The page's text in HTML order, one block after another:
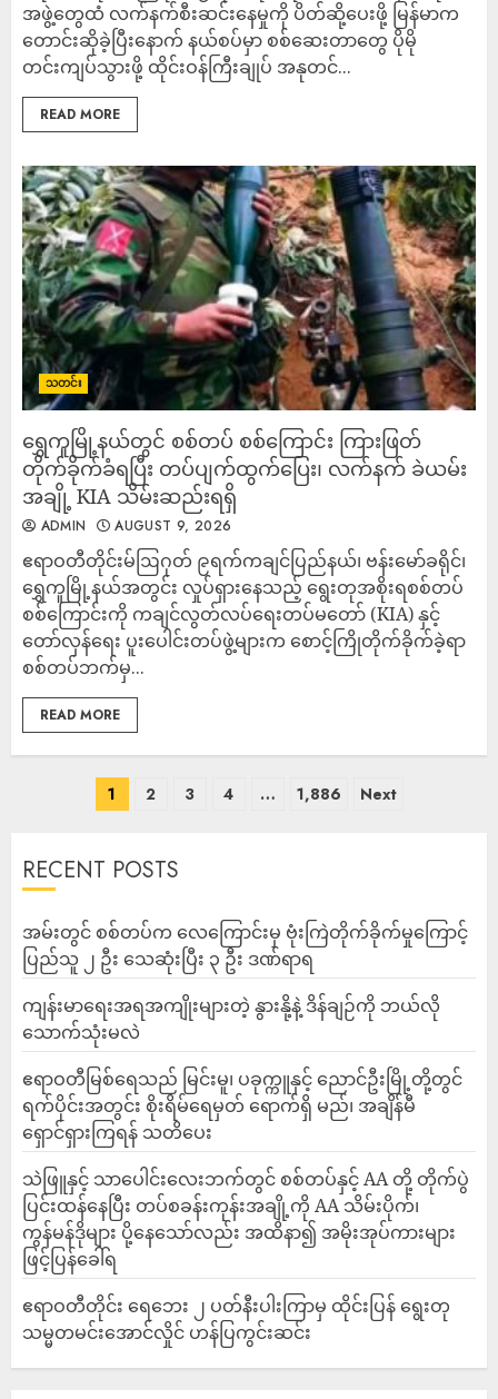
အဖွဲ့တွေထံ လက်နက်စီးဆင်းနေမှုကို ပိတ်ဆို့ပေးဖို့ မြန်မာက
တောင်းဆိုခဲ့ပြီးနောက် နယ်စပ်မှာ စစ်ဆေးတာတွေ ပိုမို
တင်းကျပ်သွားဖို့ ထိုင်းဝန်ကြီးချုပ် အနုတင်...
READ MORE
သတင်း
ရွှေကူမြို့နယ်တွင် စစ်တပ် စစ်ကြောင်း ကြားဖြတ်
တိုက်ခိုက်ခံရပြီး တပ်ပျက်ထွက်ပြေး၊ လက်နက် ခဲယမ်း
အချို့ KIA သိမ်းဆည်းရရှိ
ADMIN AUGUST 9, 2026
‎ဧရာဝတီတိုင်းမ်‎ဩဂုတ် ၉ရက်‎‎ကချင်ပြည်နယ်၊ ဗန်းမော်ခရိုင်၊
ရွှေကူမြို့နယ်အတွင်း လှုပ်ရှားနေသည့် ရွေးတုအစိုးရစစ်တပ်
စစ်ကြောင်းကို ကချင်လွတ်လပ်ရေးတပ်မတော် (KIA) နှင့်
တော်လှန်ရေး ပူးပေါင်းတပ်ဖွဲ့များက စောင့်ကြိုတိုက်ခိုက်ခဲ့ရာ
စစ်တပ်ဘက်မှ...
READ MORE
1 2 3 4 … 1,886 Next
RECENT POSTS
‎အမ်းတွင် စစ်တပ်က လေကြောင်းမှ ဗုံးကြဲတိုက်ခိုက်မှုကြောင့်
ပြည်သူ ၂ ဦး သေဆုံးပြီး ၃ ဦး ဒဏ်ရာရ
ကျန်းမာရေးအရအကျိုးများတဲ့ နွားနို့နဲ့ ဒိန်ချဉ်ကို ဘယ်လို
သောက်သုံးမလဲ
ဧရာဝတီမြစ်ရေသည် မြင်းမူ၊ ပခုက္ကူနှင့် ညောင်ဦးမြို့တို့တွင်
ရက်ပိုင်းအတွင်း စိုးရိမ်ရေမှတ် ရောက်ရှိ မည်၊ အချိန်မီ
ရှောင်ရှားကြရန် သတိပေး
သဲဖြူနှင့် သာပေါင်းလေးဘက်တွင် စစ်တပ်နှင့် AA တို့ တိုက်ပွဲ
ပြင်းထန်‌နေပြီး တပ်စခန်းကုန်းအချို့ကို AA သိမ်းပိုက်၊
ကွန်မန်ဒိုများ ပို့နေသော်လည်း အထိနာ၍ အမိုးအုပ်ကားများ
ဖြင့်ပြန်ခေါ်ရ
ဧရာဝတီတိုင်း ရေဘေး ၂ ပတ်နီးပါးကြာမှ ထိုင်းပြန် ရွေးတု
သမ္မတမင်းအောင်လှိုင် ဟန်ပြကွင်းဆင်း